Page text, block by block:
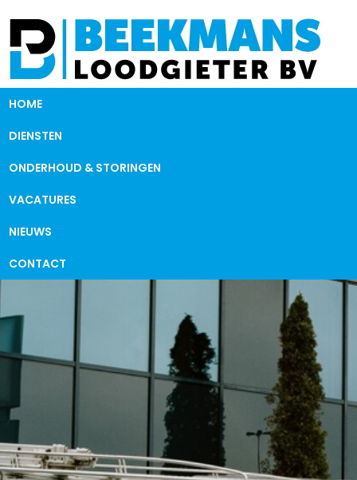
HOME
DIENSTEN
ONDERHOUD & STORINGEN
VACATURES
NIEUWS
CONTACT